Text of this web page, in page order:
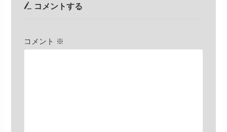
コメントする
コメント ※